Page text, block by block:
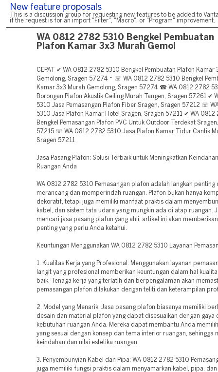
New feature proposals
This is a discussion group for requesting new features to be added to
if the request is for an import "Filter", "Macro", or "Program" improvement.
WA 0812 2782 5310 Bengkel Pembuatan
Plafon Kamar 3x3 Murah Gemol
CEPAT ✔ WA 0812 2782 5310 Bengkel Pembuatan Plafon Kamar
Gemolong, Sragen 57274 ~ ☏ WA 0812 2782 5310 Bengkel
Kamar 3x3 Murah Gemolong, Sragen 57274 ☎ WA 0812 2782
Borongan Plafon Akustik Ceiling Murah Tangen, Sragen 57261 ✔
5310 Jasa Pemasangan Plafon Fiber Sragen, Sragen 57212 ☏
5310 Jasa Plafon Kamar Hotel Sragen, Sragen 57211 ✔ WA 0812
Bengkel Pemasangan Plafon PVC Untuk Outdoor Terdekat
57215 ☏ WA 0812 2782 5310 Jasa Plafon Kamar Tidur Cantik
Sragen 57211
Jasa Pasang Plafon: Solusi Terbaik untuk Meningkatkan
Ruangan Anda
WA 0812 2782 5310 Pemasangan plafon adalah langkah penting
merancang dan memperindah ruangan. Plafon bukan hanya
dekoratif, tetapi juga memiliki manfaat praktis dalam
kabel, dan sistem tata udara yang mungkin ada di atap ruangan.
mencari jasa pasang plafon yang ahli, artikel ini akan
penting yang perlu Anda ketahui.
Keuntungan Menggunakan WA 0812 2782 5310 Layanan
1. Kualitas Kerja yang Profesional: Menggunakan layanan
langit yang profesional memberikan keuntungan dalam hal
baik. Tenaga kerja yang terlatih dan berpengalaman akan
pemasangan plafon dilakukan dengan teliti dan keterampilan
2. Model yang Menarik: Jasa pasang plafon biasanya memiliki
desain dan material plafon yang dapat disesuaikan dengan gaya
kebutuhan ruangan Anda. Mereka dapat membantu Anda
yang sesuai dengan konsep dan tema interior ruangan, sehingga
keindahan dan nilai estetika ruangan.
3. Penyembunyian Kabel dan Pipa: WA 0812 2782 5310
juga memiliki fungsi praktis dalam menyamarkan kabel, pipa, dan